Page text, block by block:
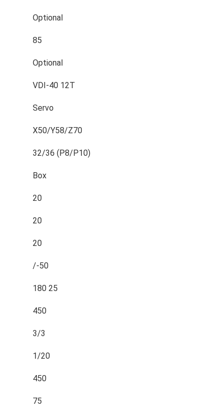
Optional
85
Optional
VDI-40 12T
Servo
X50/Y58/Z70
32/36 (P8/P10)
Box
20
20
20
/-50
180 25
450
3/3
1/20
450
75